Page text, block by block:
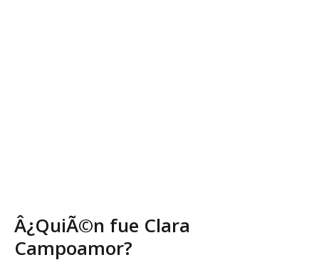
Â¿QuiÃ©n fue Clara
Campoamor?